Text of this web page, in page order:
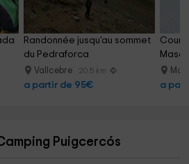
Randonnée jusqu'au sommet
du Pedraforca
Vallcebre 20.5 km
a partir de 95€
et 17h.
a
Puigcercós